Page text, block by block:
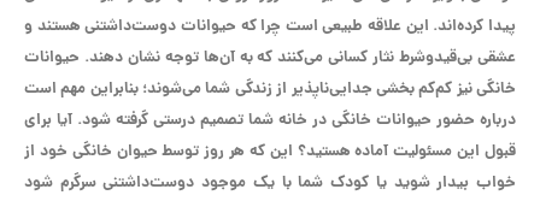
پیدا کرده‌اند. این علاقه طبیعی است چرا که حیوانات دوست‌داشتنی هستند و
عشقی بی‌قیدوشرط نثار کسانی می‌کنند که به آن‌ها توجه نشان دهند. حیوانات
خانگی نیز کم‌کم بخشی جدایی‌ناپذیر از زندگی شما می‌شوند؛ بنابراین مهم است
درباره حضور حیوانات خانگی در خانه شما تصمیم درستی گرفته شود. آیا برای
قبول این مسئولیت آماده هستید؟ این که هر روز توسط حیوان خانگی خود از
خواب بیدار شوید یا کودک شما با یک موجود دوست‌داشتنی سرگرم شود